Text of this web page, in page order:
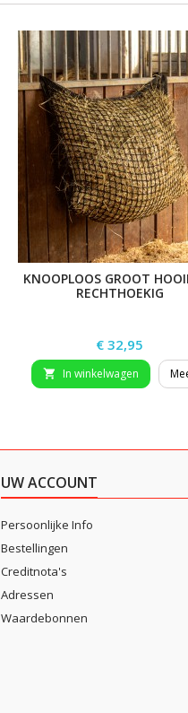
KNOOPLOOS GROOT
RECHTHOEKIG
Prijs
€ 32,95
 In winkelwagen
UW ACCOUNT
Persoonlijke Info
Bestellingen
Creditnota's
Adressen
Waardebonnen